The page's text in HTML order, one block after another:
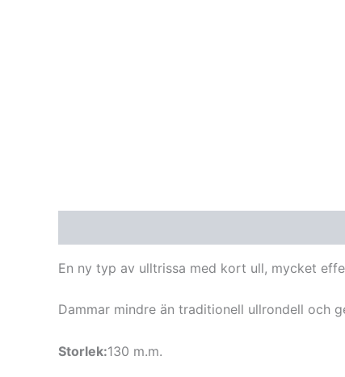
En ny typ av ulltrissa med kort ull, mycket
Dammar mindre än traditionell ullrondell och
Storlek:130 m.m.